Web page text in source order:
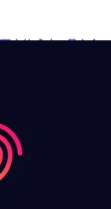
来的成功，只有全
盘路